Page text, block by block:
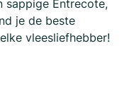
sappige Entrecote,
je de beste
vleesliefhebber!